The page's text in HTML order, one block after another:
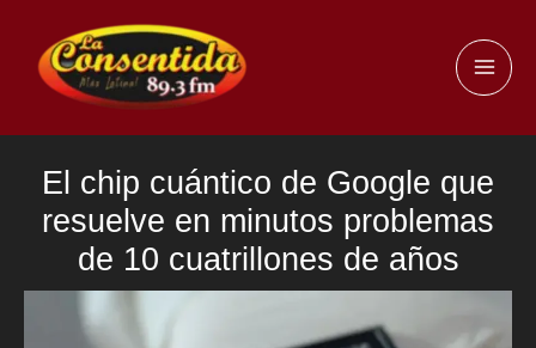
contenido
El chip cuántico de Google que
resuelve en minutos problemas
de 10 cuatrillones de años